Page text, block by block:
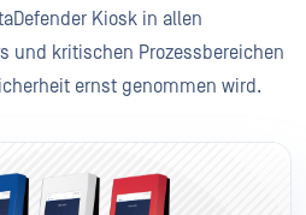
Kiosk in allen
und kritischen Prozessbereichen
ernst genommen wird.